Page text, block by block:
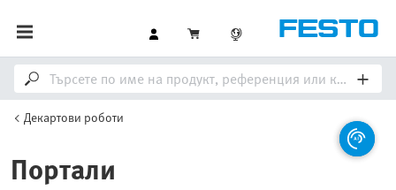
Декартови роботи
Портали